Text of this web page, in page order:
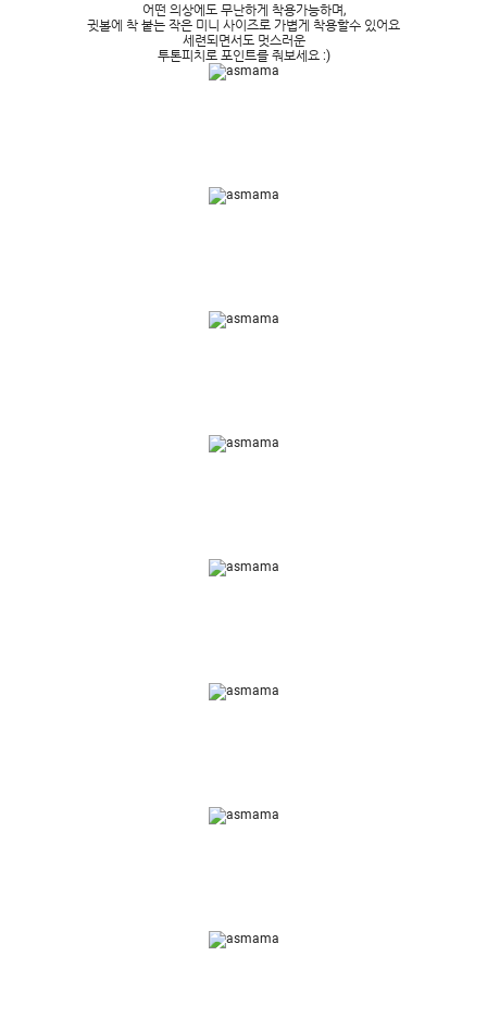
어떤 의상에도 무난하게 착용가능하며,
귓볼에 착 붙는 작은 미니 사이즈로 가볍게 착용할수 있어요
세련되면서도 멋스러운
투톤피치로 포인트를 줘보세요 :)